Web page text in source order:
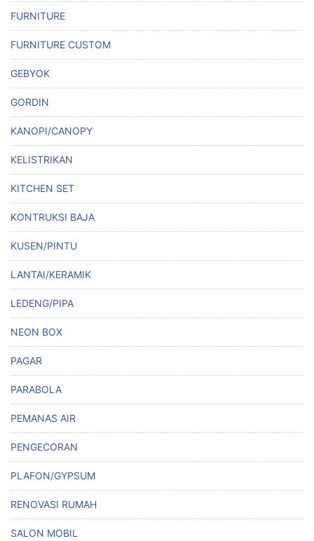
FURNITURE
FURNITURE CUSTOM
GEBYOK
GORDIN
KANOPI/CANOPY
KELISTRIKAN
KITCHEN SET
KONTRUKSI BAJA
KUSEN/PINTU
LANTAI/KERAMIK
LEDENG/PIPA
NEON BOX
PAGAR
PARABOLA
PEMANAS AIR
PENGECORAN
PLAFON/GYPSUM
RENOVASI RUMAH
SALON MOBIL